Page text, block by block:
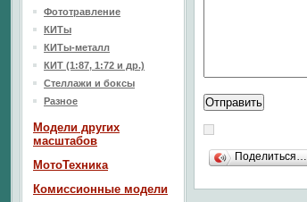
Поделиться…
Фототравление
КИТы
КИТы-металл
КИТ (1:87, 1:72 и др.)
Стеллажи и боксы
Разное
Модели других
масштабов
МотоТехника
Комиссионные модели